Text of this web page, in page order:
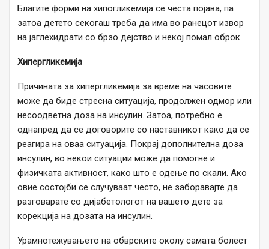
Благите форми на хипогликемија се честа појава, па
затоа детето секогаш треба да има во ранецот извор
на јаглехидрати со брзо дејство и некој помал оброк.
Хипергликемија
Причината за хипергликемија за време на часовите
може да биде стресна ситуација, продолжен одмор или
несоодветна доза на инсулин. Затоа, потребно е
однапред да се договорите со наставникот како да се
реагира на оваа ситуација. Покрај дополнителна доза
инсулин, во некои ситуации може да помогне и
физичката активност, како што е одење по скали. Ако
овие состојби се случуваат често, не заборавајте да
разговарате со дијабетологот на вашето дете за
корекција на дозата на инсулин.
Урамнотежувањето на обврските околу самата болест